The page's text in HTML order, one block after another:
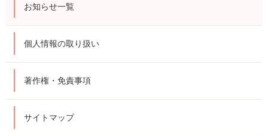
お知らせ一覧
個人情報の取り扱い
著作権・免責事項
サイトマップ